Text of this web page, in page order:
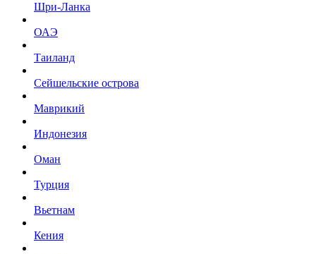
Шри-Ланка
ОАЭ
Таиланд
Сейшельские острова
Маврикий
Индонезия
Оман
Турция
Вьетнам
Кения